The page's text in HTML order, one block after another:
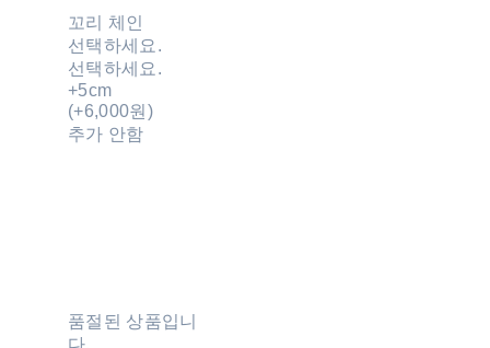
꼬리 체인
선택하세요.
선택하세요.
+5cm
(+6,000원)
추가 안함
품절된 상품입니
다.